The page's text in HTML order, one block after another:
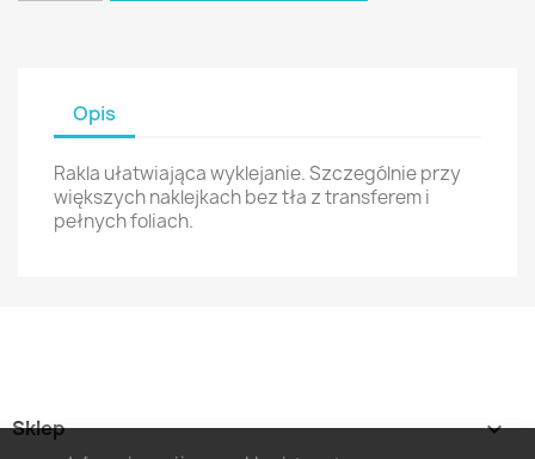
Opis
Rakla ułatwiająca wyklejanie. Szczególnie przy
większych naklejkach bez tła z transferem i
pełnych foliach.
Sklep 